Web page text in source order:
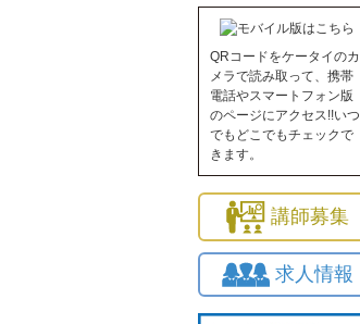
QRコードをケータイのカ
メラで読み取って、携帯
電話やスマートフォン版
のページにアクセス!!いつ
でもどこでもチェックで
きます。
講師募集
求人情報